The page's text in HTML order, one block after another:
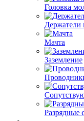
Головка
Держатели
Мачта
Заземление
Разрядные